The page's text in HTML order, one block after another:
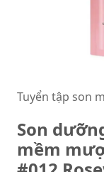
Tuyển tập son
Son
mềm